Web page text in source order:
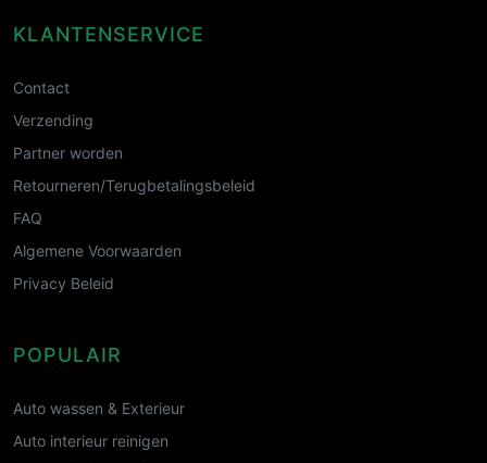
KLANTENSERVICE
Contact
Verzending
Partner worden
Retourneren/Terugbetalingsbeleid
FAQ
Algemene Voorwaarden
Privacy Beleid
POPULAIR
Auto wassen & Exterieur
Auto interieur reinigen